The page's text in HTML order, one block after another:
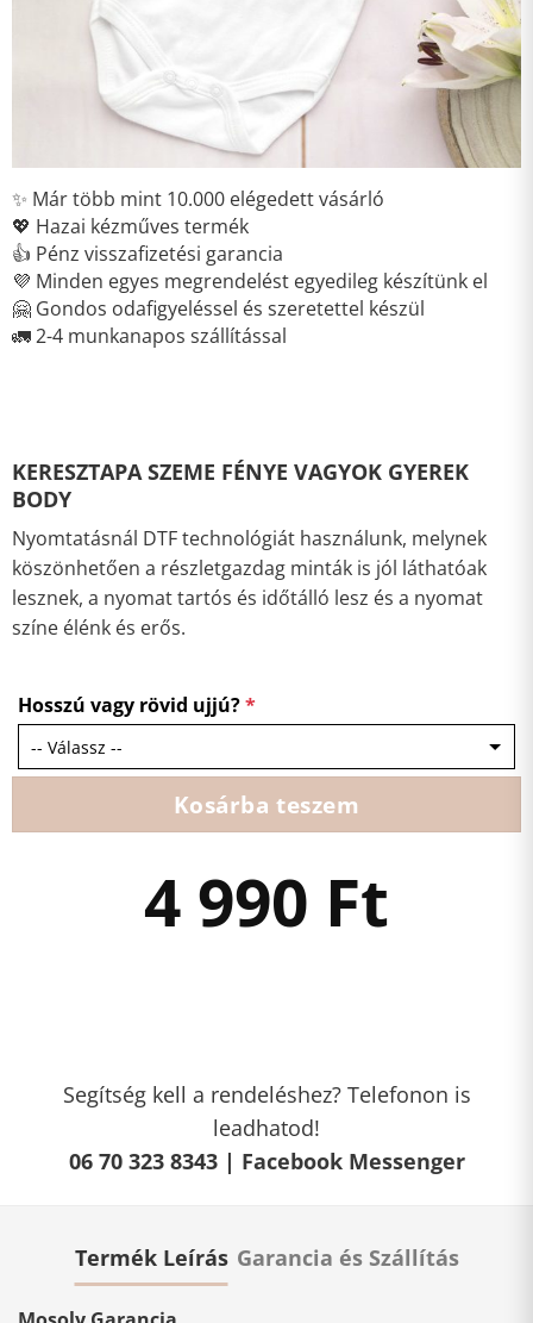
✨ Már több mint 10.000 elégedett vásárló
💖 Hazai kézműves termék
👍 Pénz visszafizetési garancia
💜 Minden egyes megrendelést egyedileg készítünk el
🤗 Gondos odafigyeléssel és szeretettel készül
🚛 2-4 munkanapos szállítással
KERESZTAPA SZEME FÉNYE VAGYOK GYEREK
BODY
Nyomtatásnál DTF technológiát használunk, melynek
köszönhetően a részletgazdag minták is jól láthatóak
lesznek, a nyomat tartós és időtálló lesz és a nyomat
színe élénk és erős.
Hosszú vagy rövid ujjú?*
Kosárba teszem
4 990 Ft
Segítség kell a rendeléshez? Telefonon is
leadhatod!
06 70 323 8343 | Facebook Messenger
Termék Leírás Garancia és Szállítás